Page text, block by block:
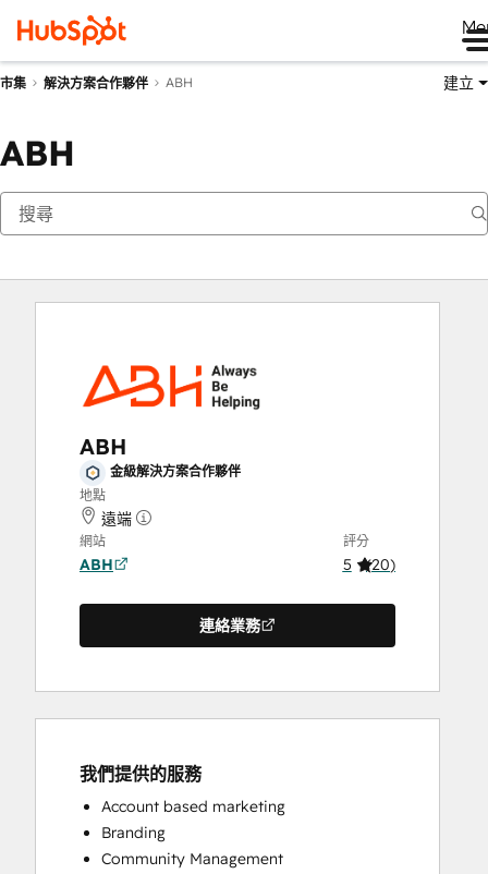
市集 解決方案合作夥伴 ABH 建立
ABH
ABH
金級解決方案合作夥伴
地點
遠端
網站
ABH
評分
5 (20)
連絡業務
我們提供的服務
Account based marketing
Branding
Community Management